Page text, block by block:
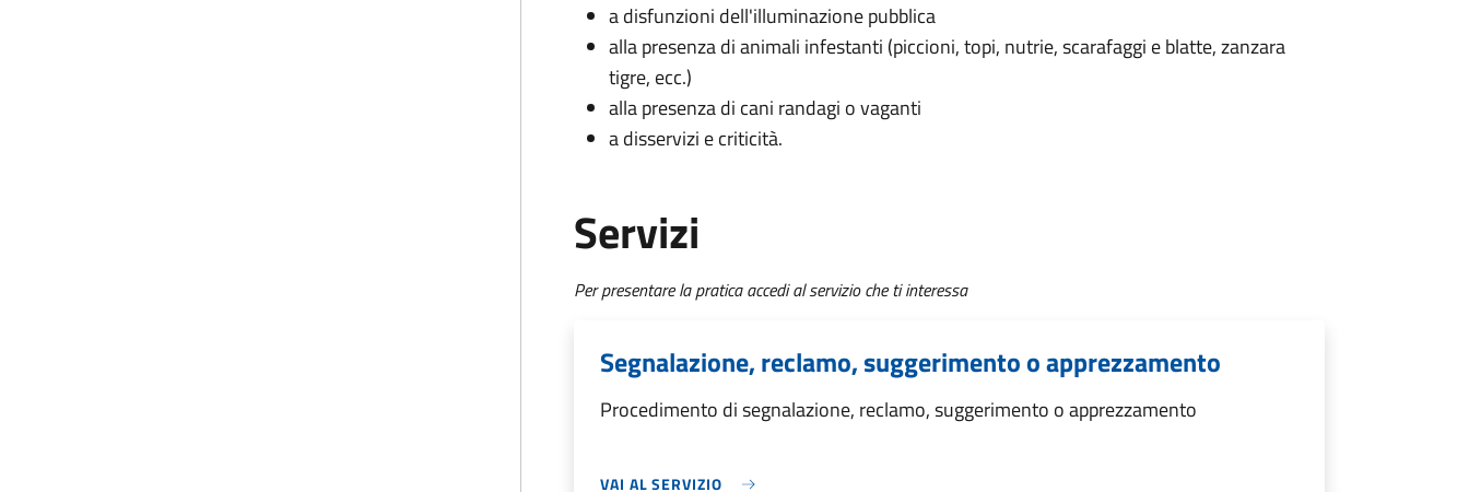
a disfunzioni dell'illuminazione pubblica
alla presenza di animali infestanti (piccioni, topi, nutrie, scarafaggi e blatte, zanzara
tigre, ecc.)
alla presenza di cani randagi o vaganti
a disservizi e criticità.
Servizi
Per presentare la pratica accedi al servizio che ti interessa
Segnalazione, reclamo, suggerimento o apprezzamento
Procedimento di segnalazione, reclamo, suggerimento o apprezzamento
VAI AL SERVIZIO